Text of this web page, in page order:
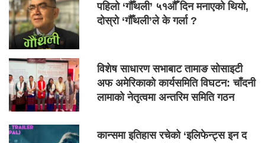
पहिलो ‘गौँथली’ ५१औँ दिन मनाएको थियो,
दोस्रो ‘गौँथली’ले के गर्ला ?
विशेष साधारण सभाबाट तामाङ सोसाइटी
अफ अमेरिकाको कार्यसमिति विघटन: चाँदनी
लामाको नेतृत्वमा अन्तरिम समिति गठन
कान्समा इतिहास रचेको ‘इलिफेन्ट्स इन द